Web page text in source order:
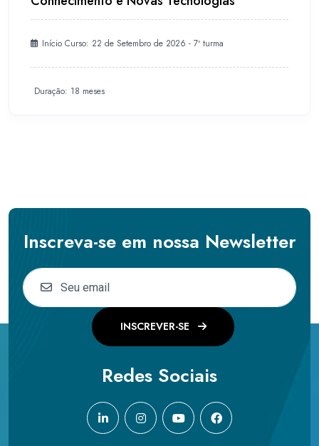
Início Curso: 22 de Setembro de 2026 - 7ª turma
Duração: 18 meses
Inscreva-se em nossa Newsletter
INSCREVER-SE
Redes Sociais